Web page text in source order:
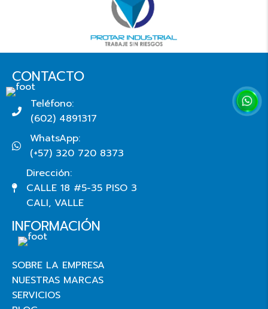
CONTACTO
Teléfono:
(602) 4891317
WhatsApp:
(+57) 320 720 8373
Dirección:
CALLE 18 #5-35 PISO 3
CALI, VALLE
INFORMACIÓN
SOBRE LA EMPRESA
NUESTRAS MARCAS
SERVICIOS